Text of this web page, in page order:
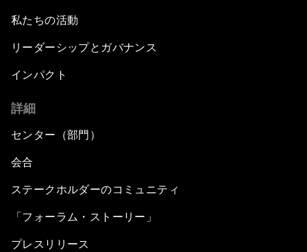
私たちの活動
リーダーシップとガバナンス
インパクト
詳細
センター（部門）
会合
ステークホルダーのコミュニティ
「フォーラム・ストーリー」
プレスリリース